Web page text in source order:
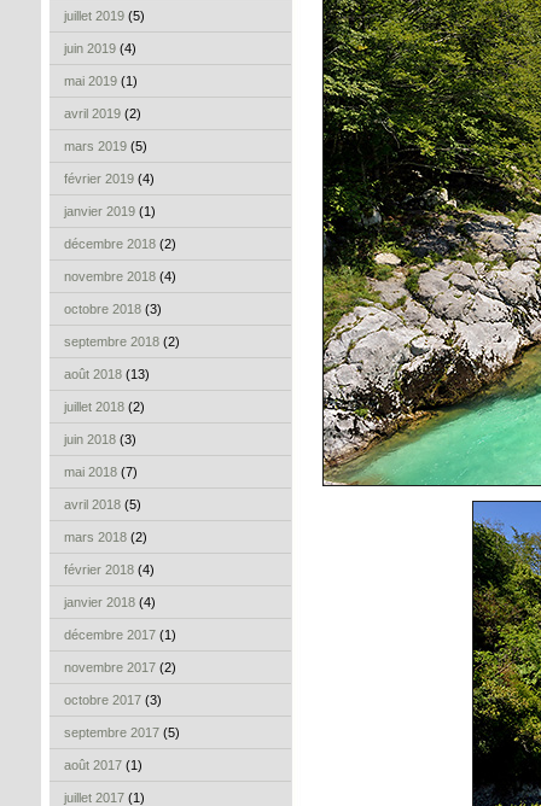
juillet 2019 (5)
juin 2019 (4)
mai 2019 (1)
avril 2019 (2)
mars 2019 (5)
février 2019 (4)
janvier 2019 (1)
décembre 2018 (2)
novembre 2018 (4)
octobre 2018 (3)
septembre 2018 (2)
août 2018 (13)
juillet 2018 (2)
juin 2018 (3)
mai 2018 (7)
avril 2018 (5)
mars 2018 (2)
février 2018 (4)
janvier 2018 (4)
décembre 2017 (1)
novembre 2017 (2)
octobre 2017 (3)
septembre 2017 (5)
août 2017 (1)
juillet 2017 (1)